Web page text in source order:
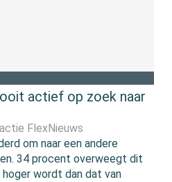
actief op zoek naar
FlexNieuws
om naar een andere
34 procent overweegt dit
hoger wordt dan dat van